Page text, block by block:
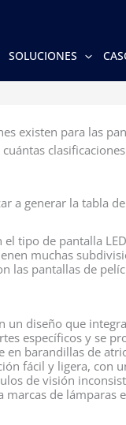
SOLUCIONES
existen para las
cuántas
a generar la tabla
el tipo de pantalla
muchas
las pantallas de
un diseño que
específicos y se
barandillas de
fácil y ligera, con
de visión
de lámparas